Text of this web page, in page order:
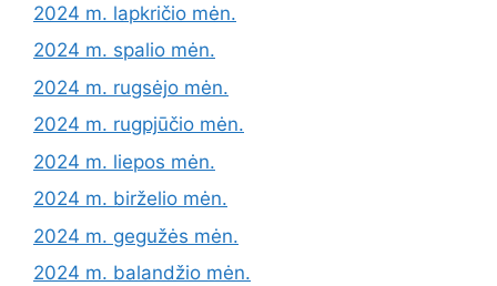
2024 m. lapkričio mėn.
2024 m. spalio mėn.
2024 m. rugsėjo mėn.
2024 m. rugpjūčio mėn.
2024 m. liepos mėn.
2024 m. birželio mėn.
2024 m. gegužės mėn.
2024 m. balandžio mėn.